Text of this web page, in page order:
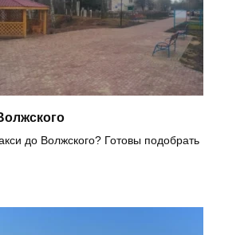
до Волжского? Готовы подобрать